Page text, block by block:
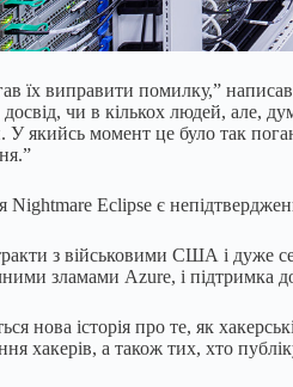
їх виправити помилку,”
чи в кількох людей, але,
У якийсь момент це було так
Nightmare Eclipse є
з військовими США і дуже
зламами Azure, і підтримка
нова історія про те, як
хакерів, а також тих, хто